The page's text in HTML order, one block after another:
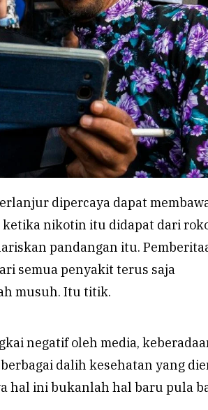
dipercaya dapat
nikotin itu didapat dari
pandangan itu.
semua penyakit terus saja
musuh. Itu titik.
negatif oleh media,
dalih kesehatan yang
hal ini bukanlah hal baru pula